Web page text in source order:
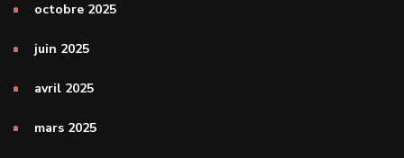
octobre 2025
juin 2025
avril 2025
mars 2025